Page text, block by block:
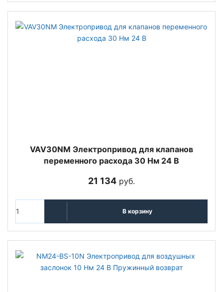
VAV30NM Электропривод для клапанов
переменного расхода 30 Нм 24 В
21 134 руб.
В корзину